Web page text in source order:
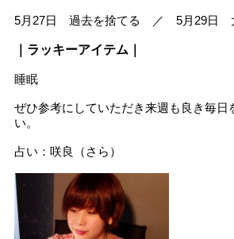
5月27日 過去を捨てる ／ 5月29日
｜ラッキーアイテム｜
睡眠
ぜひ参考にしていただき来週も良き毎日
い。
占い：咲良（さら）